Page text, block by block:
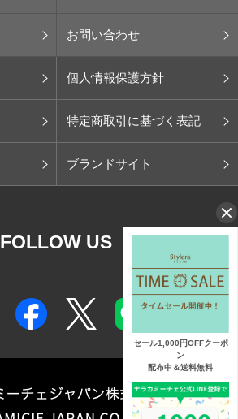
お問い合わせ
個人情報保護方針
特定商取引に基づく表記
ブランドサイト
FOLLOW US
セール1,000円OFFクーポ
ン
配布中＆送料無料